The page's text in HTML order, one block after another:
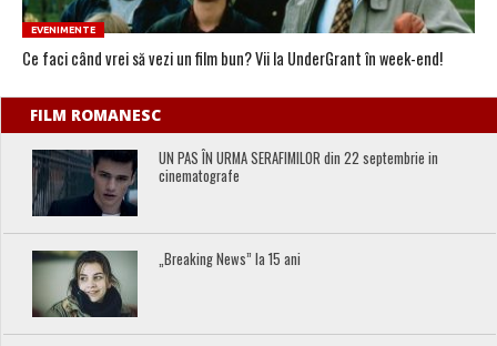
EVENIMENTE
Ce faci când vrei să vezi un film bun? Vii la UnderGrant în week-end!
FILM ROMANESC
UN PAS ÎN URMA SERAFIMILOR din 22 septembrie in
cinematografe
„Breaking News” la 15 ani